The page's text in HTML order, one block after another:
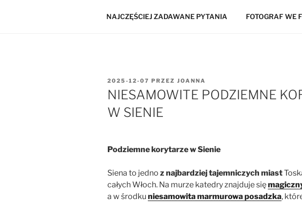
NAJCZĘŚCIEJ ZADAWANE PYTANIA FOTOGRAF WE
OPUBLIKOWANE
W
2025-12-07 PRZEZ JOANNA
NIESAMOWITE PODZIEMNE
W SIENIE
Podziemne korytarze w Sienie
Siena to jedno z najbardziej tajemniczych miast
całych Włoch. Na murze katedry znajduje się
a w środku niesamowita marmurowa posadzka,